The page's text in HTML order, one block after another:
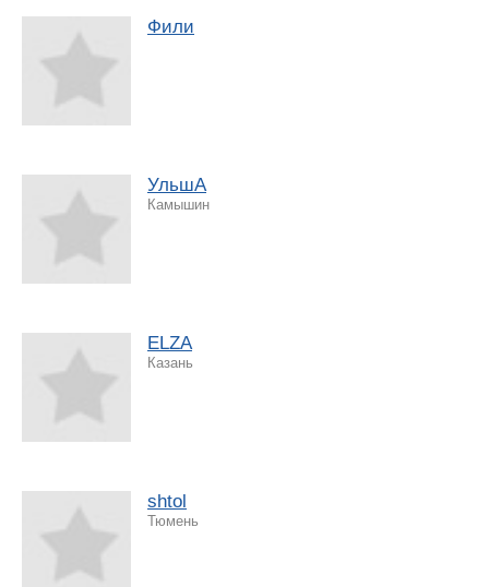
Фили
УльшА
Камышин
ELZA
Казань
shtol
Тюмень